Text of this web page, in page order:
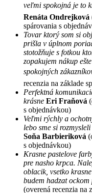
veľmi spokojná je to
Renáta Ondrejková
spárovania s
Tovar ktorý som si
prišla v úplnom
stotožňuje s fotkou
zopakujem nákup
spokojných
recenzia na základe
Perfektná
krásne Eri Fraňová
s objednávkou)
Veľmi rýchly a
lebo sme si
Soňa Barbieriková
s objednávkou)
Krasne pastelove
pre nasho krpca.
oblacik, vsetko
budem hadzat
(overená recenzia na